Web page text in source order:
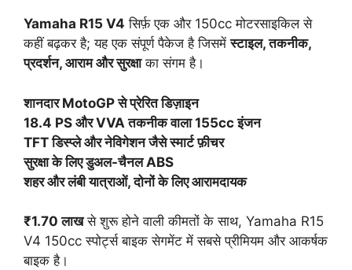
Yamaha R15 V4 सिर्फ़ एक और 150cc मोटरसाइकिल से
कहीं बढ़कर है; यह एक संपूर्ण पैकेज है जिसमेंस्टाइल, तकनीक,
प्रदर्शन, आराम और सुरक्षाका संगम है।
शानदार MotoGP से प्रेरित डिज़ाइन
18.4 PS और VVA तकनीक वाला 155cc इंजन
TFT डिस्प्ले और नेविगेशन जैसे स्मार्ट फ़ीचर
सुरक्षा के लिए डुअल-चैनल ABS
शहर और लंबी यात्राओं, दोनों के लिए आरामदायक
₹1.70 लाखसे शुरू होने वाली कीमतों के साथ, Yamaha R15
V4 150cc स्पोर्ट्स बाइक सेगमेंट में सबसे प्रीमियम और आकर्षक
बाइक है।